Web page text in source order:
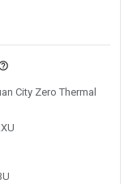
City Zero Thermal